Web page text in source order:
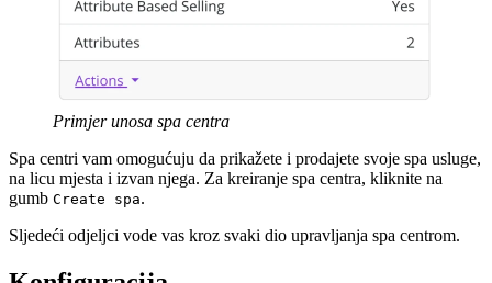
Primjer unosa spa centra
Spa centri vam omogućuju da prikažete i prodajete svoje spa usluge,
na licu mjesta i izvan njega. Za kreiranje spa centra, kliknite na
gumb Create spa.
Sljedeći odjeljci vode vas kroz svaki dio upravljanja spa centrom.